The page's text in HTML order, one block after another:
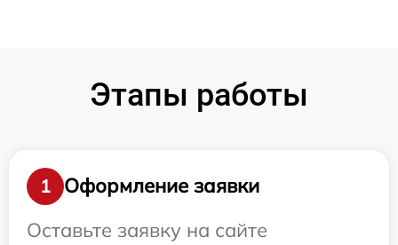
Этапы работы
1
Оформление заявки
Оставьте заявку на сайте